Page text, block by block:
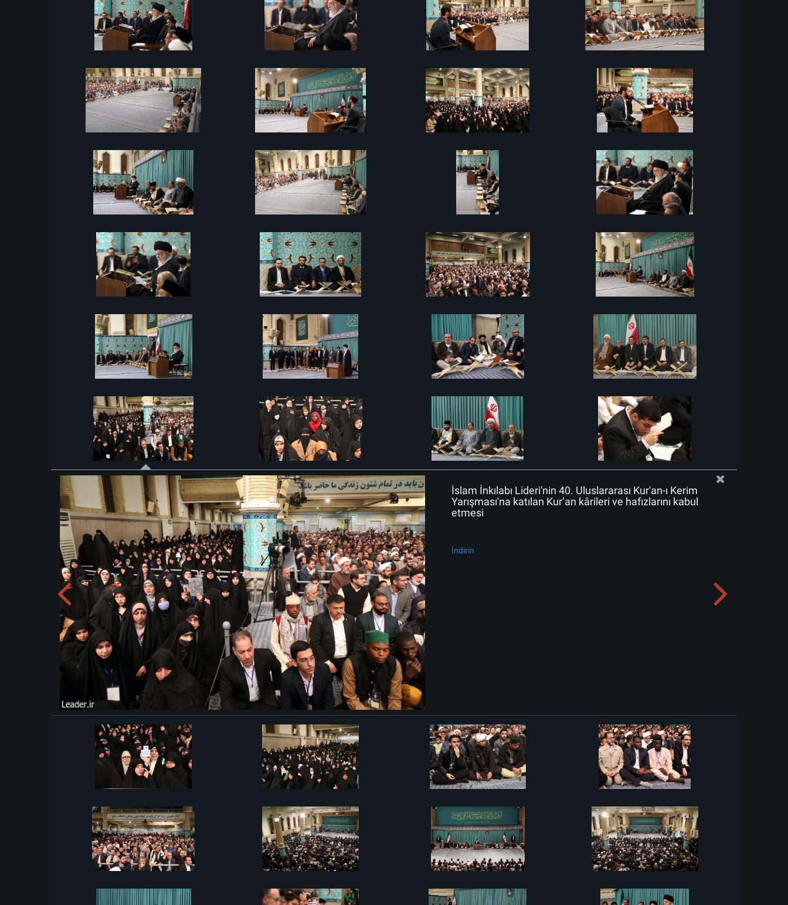
İslam İnkılabı Lideri'nin 40. Uluslararası Kur'an-ı Kerim
Yarışması'na katılan Kur’an kârileri ve hafızlarını kabul
etmesi
İndirin